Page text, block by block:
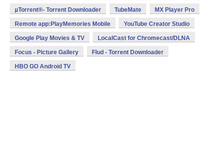
µTorrent®- Torrent Downloader TubeMate MX Player Pro
Remote app:PlayMemories Mobile YouTube Creator Studio
Google Play Movies & TV LocalCast for Chromecast/DLNA
Focus - Picture Gallery Flud - Torrent Downloader
HBO GO Android TV